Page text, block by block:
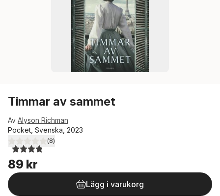
Timmar av sammet
Av Alyson Richman
Pocket, Svenska, 2023
3,8utav 5 stjärnor. Totalt antal röster:
(8)
89 kr
Lägg i varukorg